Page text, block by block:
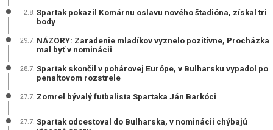
2.8. Spartak pokazil Komárnu oslavu nového štadióna, získal tri
body
29.7. NÁZORY: Zaradenie mladíkov vyznelo pozitívne, Procházka
mal byť v nominácii
28.7. Spartak skončil v pohárovej Európe, v Bulharsku vypadol po
penaltovom rozstrele
27.7. Zomrel bývalý futbalista Spartaka Ján Barkóci
27.7. Spartak odcestoval do Bulharska, v nominácii chýbajú